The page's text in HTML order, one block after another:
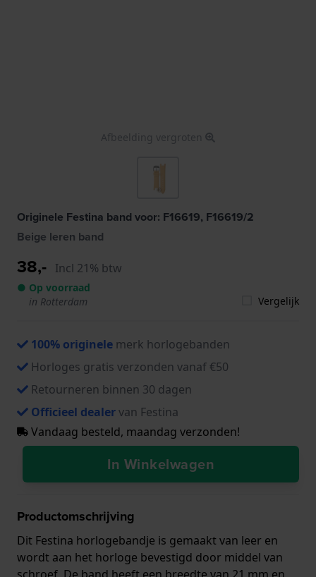
Afbeelding vergroten
Originele Festina band voor: F16619, F16619/2
Beige leren band
38,- Incl 21% btw
● Op voorraad
in Rotterdam
Vergelijk
100% originele merk horlogebanden
Horloges gratis verzonden vanaf €50
Retourneren binnen 30 dagen
Officieel dealervan Festina
Vandaag besteld, maandag verzonden!
In Winkelwagen
Productomschrijving
Dit Festina horlogebandje is gemaakt van leer en
wordt aan het horloge bevestigd door middel van